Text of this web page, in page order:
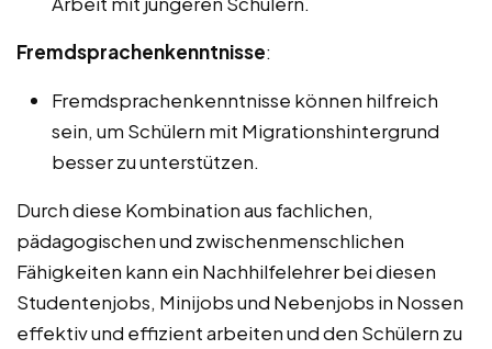
Fremdsprachenkenntnisse:
Fremdsprachenkenntnisse können hilfreich
sein, um Schülern mit Migrationshintergrund
besser zu unterstützen.
Durch diese Kombination aus fachlichen,
pädagogischen und zwischenmenschlichen
Fähigkeiten kann ein Nachhilfelehrer bei diesen
Studentenjobs, Minijobs und Nebenjobs in Nossen
effektiv und effizient arbeiten und den Schülern zu